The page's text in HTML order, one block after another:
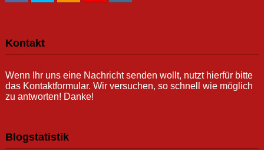
Kontakt
Wenn Ihr uns eine Nachricht senden wollt, nutzt hierfür bitte
das Kontaktformular. Wir versuchen, so schnell wie möglich
zu antworten! Danke!
Blogstatistik